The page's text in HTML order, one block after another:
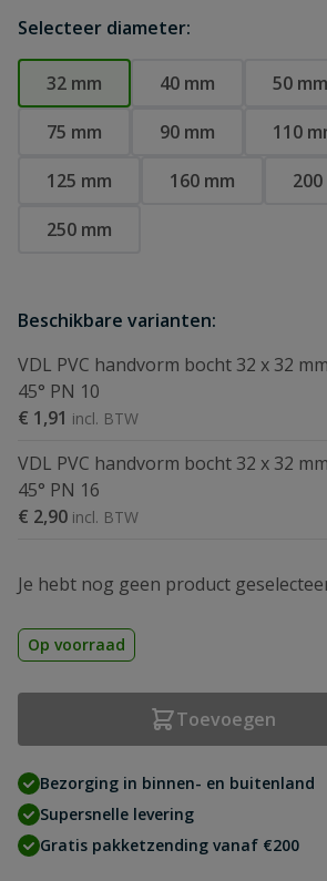
Selecteer diameter:
32 mm 40 mm 50 mm
75 mm
90 mm
110
125 mm
160 mm
250 mm
Beschikbare varianten:
VDL PVC handvorm bocht 32 x 32 mm
45° PN 10
€ 1,91
VDL PVC handvorm bocht 32 x 32 mm
45° PN 16
€ 2,90
Je hebt nog geen product
Op voorraad
Toevoegen
Bezorging in binnen- en buitenland
Supersnelle levering
Gratis pakketzending vanaf €200